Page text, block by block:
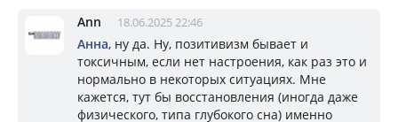
Ann 18.06.2025 22:46
Анна, ну да. Ну, позитивизм бывает и
токсичным, если нет настроения, как раз это и
нормально в некоторых ситуациях. Мне
кажется, тут бы восстановления (иногда даже
физического, типа глубокого сна) именно